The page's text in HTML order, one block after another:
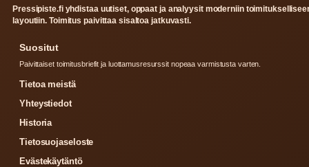
Pressipiste.fi yhdistaa uutiset, oppaat ja analyysit moderniin
layoutiin. Toimitus paivittaa sisaltoa jatkuvasti.
Suositut
Paivittaiset toimitusbriefit ja luottamusresurssit nopeaa varmistusta varten.
Tietoa meistä
Yhteystiedot
Historia
Tietosuojaseloste
Evästekäytäntö